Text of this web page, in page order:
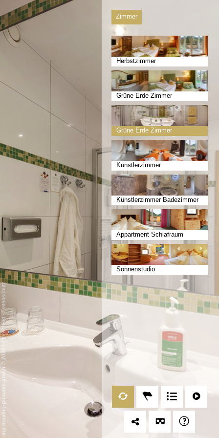
Zimmer
Herbstzimmer
Grüne Erde Zimmer
Grüne Erde Zimmer
Badezimmer
Künstlerzimmer
Künstlerzimmer Badezimmer
Appartment Schlafraum
Sonnenstudio
mp moving-pictures gmbh © 2024
Impressum
-
Datenschutz